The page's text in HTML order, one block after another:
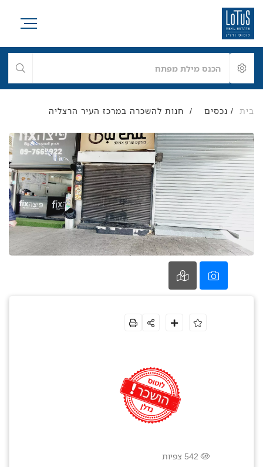
בית /
/ חנות להשכרה במרכז העיר הרצליה
542 צפיות